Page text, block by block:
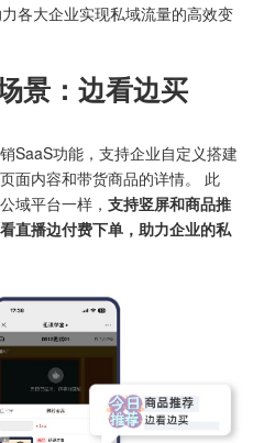
各大企业实现私域流量的高效变
景：边看边买
SaaS功能，支持企业自定义搭建
面内容和带货商品的详情。 此
域平台一样， 支持竖屏和商品推
直播边付费下单，助力企业的私